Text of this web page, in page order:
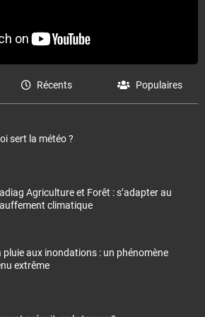
Récents Populaires
sert la météo ?
Agriculture et Forêt : s’adapter au
climatique
pluie aux inondations : un phénomène
extrême